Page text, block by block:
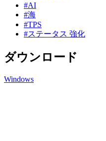
#AI
#海
#TPS
#ステータス 強化
ダウンロード
Windows